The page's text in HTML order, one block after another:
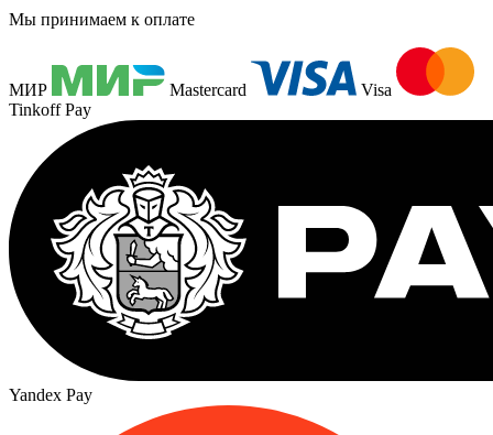
Мы принимаем к оплате
МИР Mastercard
Visa
Tinkoff Pay
Yandex Pay